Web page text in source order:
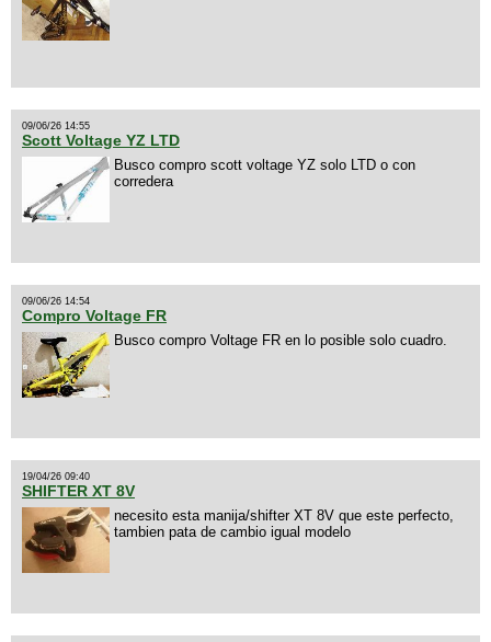
09/06/26 14:55
Scott Voltage YZ LTD
Busco compro scott voltage YZ solo LTD o con
corredera
09/06/26 14:54
Compro Voltage FR
Busco compro Voltage FR en lo posible solo cuadro.
19/04/26 09:40
SHIFTER XT 8V
necesito esta manija/shifter XT 8V que este perfecto,
tambien pata de cambio igual modelo